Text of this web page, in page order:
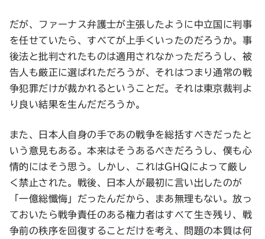
だが、ファーナス弁護士が主張したように中立国に判事
を任せていたら、すべてが上手くいったのだろうか。事
後法と批判されたものは適用されなかっただろうし、被
告人も厳正に選ばれただろうが、それはつまり通常の戦
争犯罪だけが裁かれるということだ。それは東京裁判よ
り良い結果を生んだだろうか。
また、日本人自身の手であの戦争を総括すべきだったと
いう意見もある。本来はそうあるべきだろうし、僕も心
情的にはそう思う。しかし、これはGHQによって厳し
く禁止された。戦後、日本人が最初に言い出したのが
「一億総懺悔」だったんだから、まあ無理もない。放っ
ておいたら戦争責任のある権力者はすべて生き残り、戦
争前の秩序を回復することだけを考え、問題の本質は何